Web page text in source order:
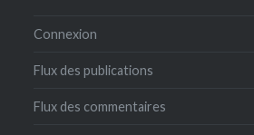
Connexion
Flux des publications
Flux des commentaires